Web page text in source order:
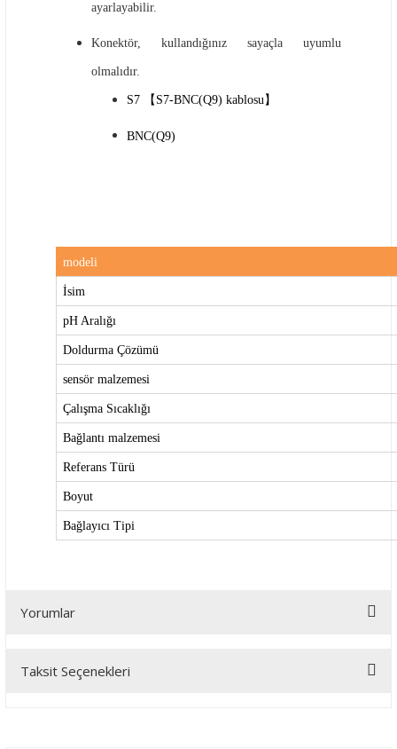
ayarlayabilir.
Konektör, kullandığınız sayaçla uyumlu
olmalıdır.
S7 【S7-BNC(Q9) kablosu】
BNC(Q9)
modeli
İsim
pH Aralığı
Doldurma Çözümü
sensör malzemesi
Çalışma Sıcaklığı
Bağlantı malzemesi
Referans Türü
Boyut
Bağlayıcı Tipi
Yorumlar
Taksit Seçenekleri